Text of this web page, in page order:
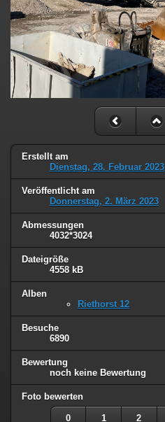
Erstellt am
Dienstag, 28. Februar 2023
Veröffentlicht am
Donnerstag, 2. März 2023
Abmessungen
4032*3024
Dateigröße
4558 kB
Alben
Riethorst 12
Besuche
6890
Bewertung
noch keine Bewertung
Foto bewerten
0 1 2